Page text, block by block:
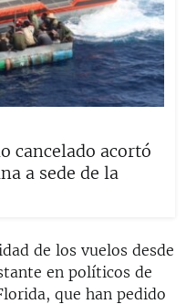
cancelado acortó
a sede de la
de los vuelos desde
en políticos de
que han pedido